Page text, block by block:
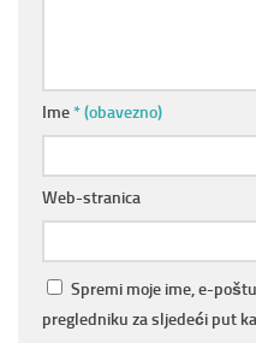
Ime* (obavezno)
Web-stranica
Spremi moje ime, e-
pregledniku za sljedeći put